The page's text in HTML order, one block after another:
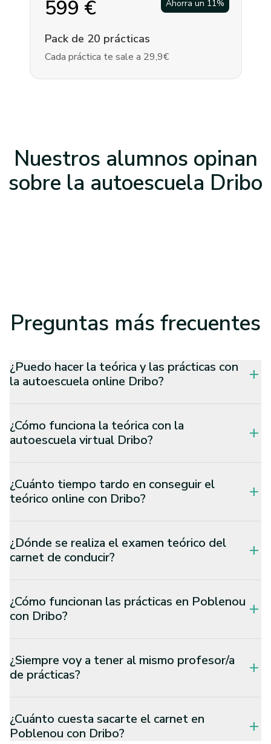
Ahorra un 11%
599 €
Pack de 20 prácticas
Cada práctica te sale a 29,9€
Nuestros alumnos opinan
sobre la autoescuela Dribo
Preguntas más frecuentes
¿Puedo hacer la teórica y las prácticas con
la autoescuela online Dribo?
add
¿Cómo funciona la teórica con la
autoescuela virtual Dribo?
add
¿Cuánto tiempo tardo en conseguir el
teórico online con Dribo?
add
¿Dónde se realiza el examen teórico del
carnet de conducir?
add
¿Cómo funcionan las prácticas en Poblenou
con Dribo?
add
¿Siempre voy a tener al mismo profesor/a
de prácticas?
add
¿Cuánto cuesta sacarte el carnet en
Poblenou con Dribo?
add